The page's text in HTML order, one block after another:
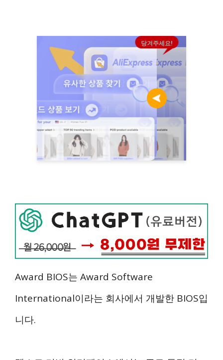
당겨주세요!
Award BIOS는 Award Software
International이라는 회사에서 개발한 BIOS입
니다.